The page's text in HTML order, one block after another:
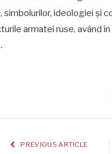
simbolurilor, ideologiei și
armatei ruse, având
PREVIOUS ARTICLE